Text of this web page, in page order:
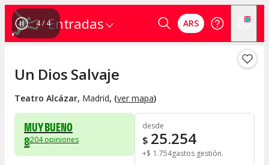
Entradas ARS
4/ 4
Un Dios Salvaje
Teatro Alcázar, Madrid, (ver mapa)
MUY BUENO
8204 opiniones
desde
$ 25.254
+$ 1.754gastos gestión